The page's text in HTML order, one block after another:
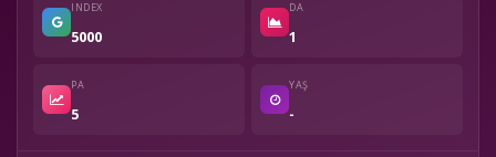
INDEX
5000
DA
1
PA
5
YAŞ
-